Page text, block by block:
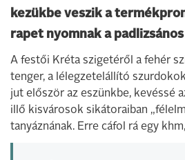
kezükbe veszik a
rapet nyomnak a
A festői Kréta szigetéről a fehér
tenger, a lélegzetelállító
jut először az eszünkbe, kevéssé
illő kisvárosok sikátoraiban
tanyáznának. Erre cáfol rá egy